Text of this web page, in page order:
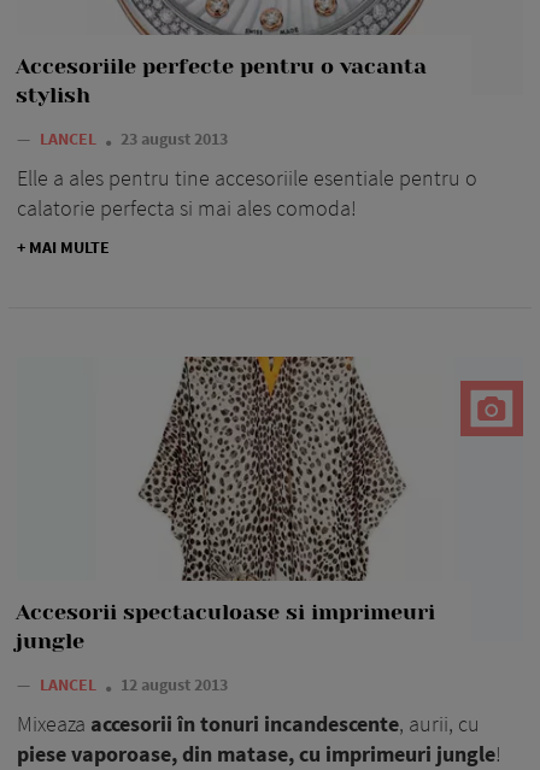
Accesoriile perfecte pentru o vacanta
stylish
— LANCEL 23 august 2013
Elle a ales pentru tine accesoriile esentiale pentru o
calatorie perfecta si mai ales comoda!
+ MAI MULTE
Accesorii spectaculoase si imprimeuri
jungle
— LANCEL 12 august 2013
Mixeaza accesorii în tonuri incandescente, aurii, cu
piese vaporoase, din matase, cu imprimeuri jungle!